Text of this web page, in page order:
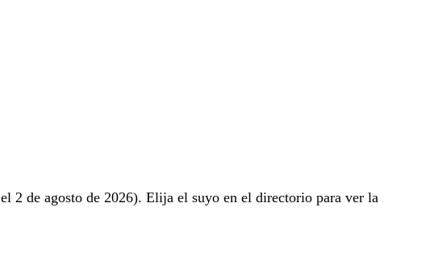
2 de agosto de 2026). Elija el suyo en el directorio para ver la